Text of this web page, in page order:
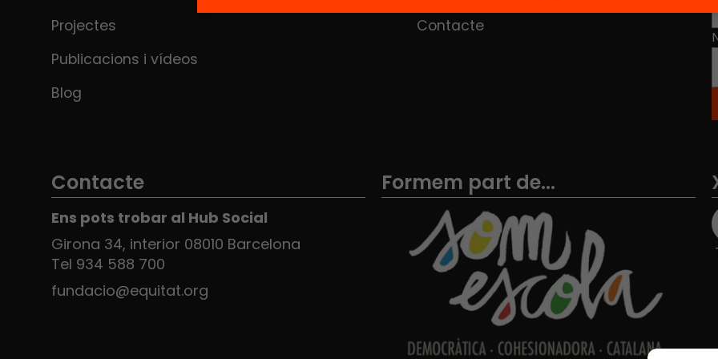
Projectes
Publicacions i vídeos
Blog
Contacte
Contacte
Ens pots trobar al Hub Social
Girona 34, interior 08010 Barcelona
Tel 934 588 700
fundacio@equitat.org
Formem part de...